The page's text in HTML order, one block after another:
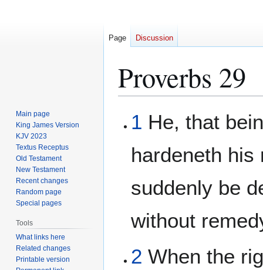
Proverbs 29
toto
1 He, that
hardeneth his
suddenly be
without
2 When the
Page Discussion
Main page
King James Version
KJV 2023
Textus Receptus
Old Testament
New Testament
Recent changes
Random page
Special pages
Tools
What links here
Related changes
Printable version